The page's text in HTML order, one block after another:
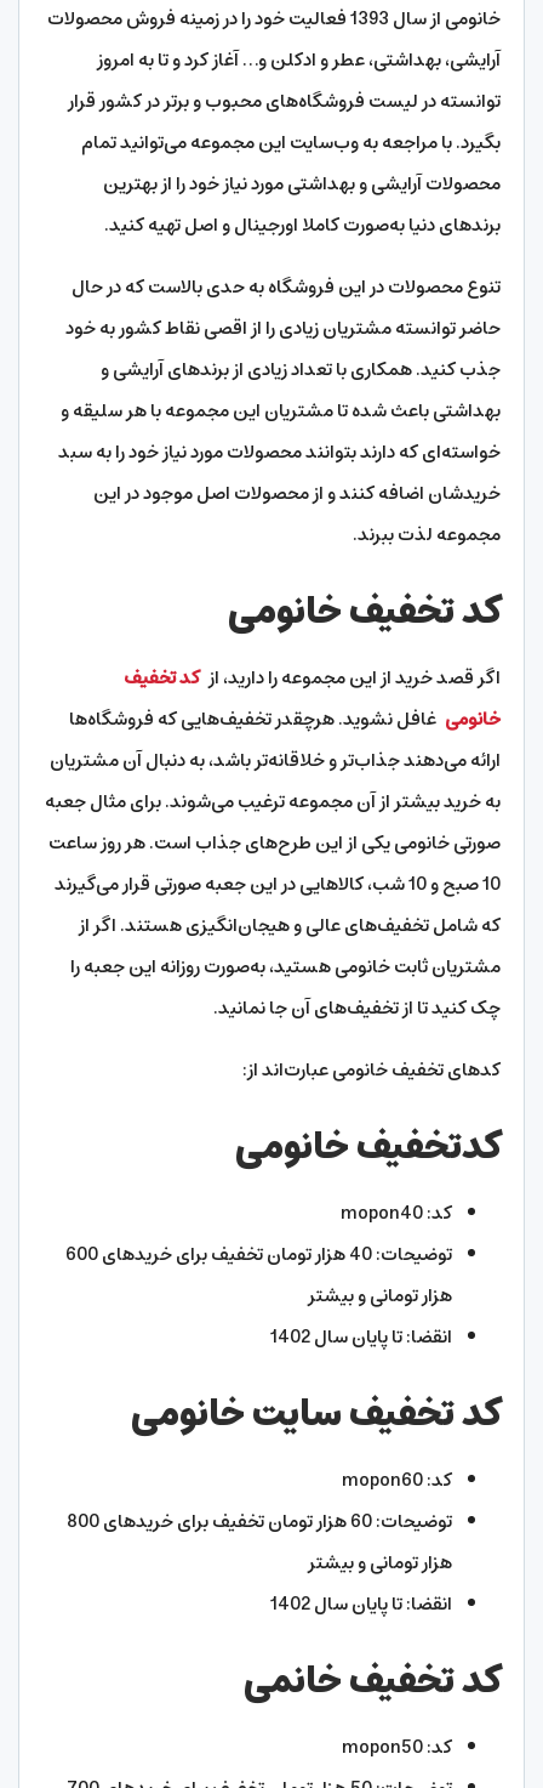
خانومی از سال 1393 فعالیت خود را در زمینه فروش محصولات
آرایشی، بهداشتی، عطر و ادکلن و… آغاز کرد و تا به امروز
توانسته در لیست فروشگاه‌های محبوب و برتر در کشور قرار
بگیرد. با مراجعه به وب‌سایت این مجموعه می‌توانید تمام
محصولات آرایشی و بهداشتی مورد نیاز خود را از بهترین
برندهای دنیا به‌صورت کاملا اورجینال و اصل تهیه کنید.
تنوع محصولات در این فروشگاه به حدی بالاست که در حال
حاضر توانسته مشتریان زیادی را از اقصی نقاط کشور به خود
جذب کنید. همکاری با تعداد زیادی از برندهای آرایشی و
بهداشتی باعث شده تا مشتریان این مجموعه با هر سلیقه و
خواسته‌ای که دارند بتوانند محصولات مورد نیاز خود را به سبد
خریدشان اضافه کنند و از محصولات اصل موجود در این
مجموعه لذت ببرند.
کد تخفیف خانومی
اگر قصد خرید از این مجموعه را دارید، ازکد تخفیف
خانومی غافل نشوید. هرچقدر تخفیف‌هایی که فروشگاه‌ها
ارائه می‌دهند جذاب‌تر و خلاقانه‌تر باشد، به دنبال آن مشتریان
به خرید بیشتر از آن مجموعه ترغیب می‌شوند. برای مثال جعبه
صورتی خانومی یکی از این طرح‌های جذاب است. هر روز ساعت
10 صبح و 10 شب، کالاهایی در این جعبه صورتی قرار می‌گیرند
که شامل تخفیف‌های عالی و هیجان‌انگیزی هستند. اگر از
مشتریان ثابت خانومی هستید، به‌صورت روزانه این جعبه را
چک کنید تا از تخفیف‌های آن جا نمانید.
کدهای تخفیف خانومی عبارت‌اند از:
کدتخفیف خانومی
کد: mopon40
توضیحات: 40 هزار تومان تخفیف برای خریدهای 600
هزار تومانی و بیشتر
انقضا: تا پایان سال 1402
کد تخفیف سایت خانومی
کد: mopon60
توضیحات: 60 هزار تومان تخفیف برای خریدهای 800
هزار تومانی و بیشتر
انقضا: تا پایان سال 1402
کد تخفیف خانمی
کد: mopon50